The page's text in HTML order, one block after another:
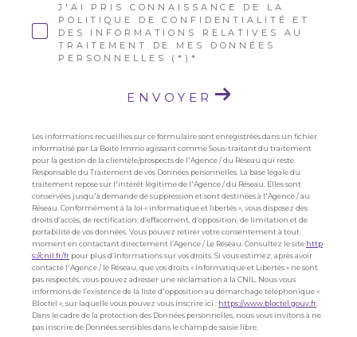
J'AI PRIS CONNAISSANCE DE LA
POLITIQUE DE CONFIDENTIALITÉ ET
DES INFORMATIONS RELATIVES AU
TRAITEMENT DE MES DONNÉES
PERSONNELLES (*)*
ENVOYER
Les informations recueillies sur ce formulaire sont enregistrées dans un fichier
informatisé par La Boite Immo agissant comme Sous-traitant du traitement
pour la gestion de la clientèle/prospects de l'Agence / du Réseau qui reste
Responsable du Traitement de vos Données personnelles. La base légale du
traitement repose sur l'intérêt légitime de l'Agence / du Réseau. Elles sont
conservées jusqu'à demande de suppression et sont destinées à l'Agence / au
Réseau. Conformément à la loi « informatique et libertés », vous disposez des
droits d’accès, de rectification, d’effacement, d’opposition, de limitation et de
portabilité de vos données. Vous pouvez retirer votre consentement à tout
moment en contactant directement l’Agence / Le Réseau. Consultez le site http
s://cnil.fr/fr pour plus d’informations sur vos droits. Si vous estimez, après avoir
contacté l'Agence / le Réseau, que vos droits « Informatique et Libertés » ne sont
pas respectés, vous pouvez adresser une réclamation à la CNIL. Nous vous
informons de l’existence de la liste d'opposition au démarchage téléphonique «
Bloctel », sur laquelle vous pouvez vous inscrire ici : https://www.bloctel.gouv.fr
Dans le cadre de la protection des Données personnelles, nous vous invitons à ne
pas inscrire de Données sensibles dans le champ de saisie libre.